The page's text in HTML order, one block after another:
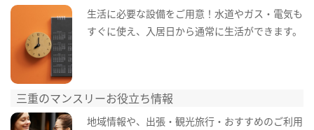
生活に必要な設備をご用意！水道やガス・電気も
すぐに使え、入居日から通常に生活ができます。
三重のマンスリーお役立ち情報
地域情報や、出張・観光旅行・おすすめのご利用